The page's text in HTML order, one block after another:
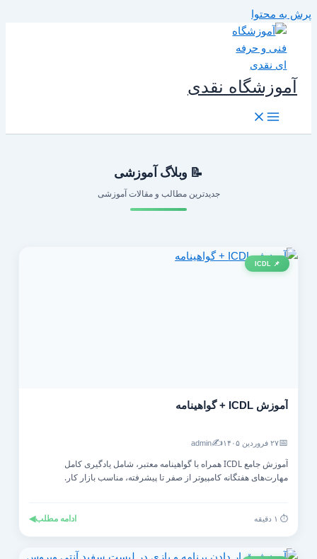
به محتوا
آموزشگاه نقدی
📝 وبلاگ آموزشی
جدیدترین مطالب و مقالات آموزشی
📌 ICDL
آموزش ICDL + گواهینامه
۲۷ فروردین ۱۴۰۵ ✍️
admin
آموزش جامع ICDL همراه با گواهینامه معتبر، شامل یادگیری کامل
مهارت‌های هفتگانه کامپیوتر از صفر تا پیشرفته، مناسب بازار کار.
ادامه مطلب◀